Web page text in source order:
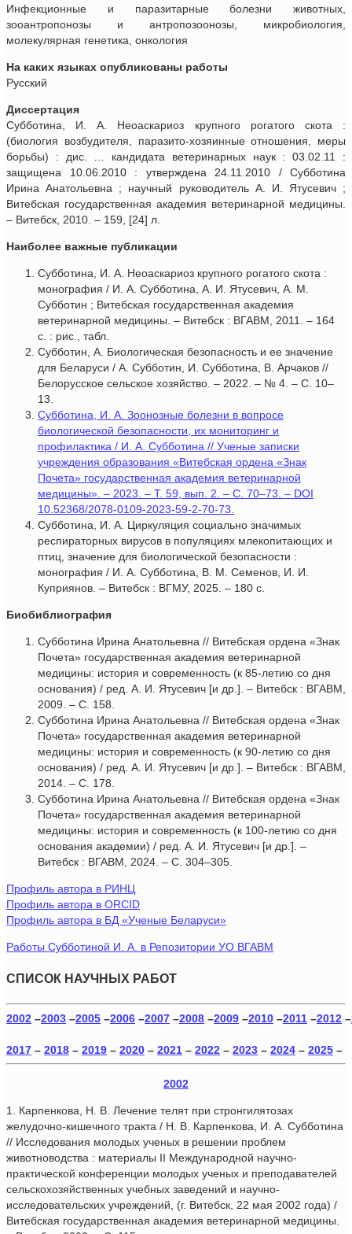
Инфекционные и паразитарные болезни животных,
зооантропонозы и антропозоонозы, микробиология,
молекулярная генетика, онкология
На каких языках опубликованы работы
Русский
Диссертация
Субботина, И. А. Неоаскариоз крупного рогатого скота :
(биология возбудителя, паразито-хозяинные отношения, меры
борьбы) : дис. … кандидата ветеринарных наук : 03.02.11 :
защищена 10.06.2010 : утверждена 24.11.2010 / Субботина
Ирина Анатольевна ; научный руководитель А. И. Ятусевич ;
Витебская государственная академия ветеринарной медицины.
– Витебск, 2010. – 159, [24] л.
Наиболее важные публикации
Субботина, И. А. Неоаскариоз крупного рогатого скота :
монография / И. А. Субботина, А. И. Ятусевич, А. М.
Субботин ; Витебская государственная академия
ветеринарной медицины. – Витебск : ВГАВМ, 2011. – 164
с. : рис., табл.
Субботин, А. Биологическая безопасность и ее значение
для Беларуси / А. Субботин, И. Субботина, В. Арчаков //
Белорусское сельское хозяйство. – 2022. – № 4. – С. 10–
13.
Субботина, И. А. Зоонозные болезни в вопросе
биологической безопасности, их мониторинг и
профилактика / И. А. Субботина // Ученые записки
учреждения образования «Витебская ордена «Знак
Почета» государственная академия ветеринарной
медицины». – 2023. – Т. 59, вып. 2. – С. 70–73. – DOI
10.52368/2078-0109-2023-59-2-70-73.
Субботина, И. А. Циркуляция социально значимых
респираторных вирусов в популяциях млекопитающих и
птиц, значение для биологической безопасности :
монография / И. А. Субботина, В. М. Семенов, И. И.
Куприянов. – Витебск : ВГМУ, 2025. – 180 с.
Биобиблиография
Субботина Ирина Анатольевна // Витебская ордена «Знак
Почета» государственная академия ветеринарной
медицины: история и современность (к 85-летию со дня
основания) / ред. А. И. Ятусевич [и др.]. – Витебск : ВГАВМ,
2009. – С. 158.
Субботина Ирина Анатольевна // Витебская ордена «Знак
Почета» государственная академия ветеринарной
медицины: история и современность (к 90-летию со дня
основания) / ред. А. И. Ятусевич [и др.]. – Витебск : ВГАВМ,
2014. – С. 178.
Субботина Ирина Анатольевна // Витебская ордена «Знак
Почета» государственная академия ветеринарной
медицины: история и современность (к 100-летию со дня
основания академии) / ред. А. И. Ятусевич [и др.]. –
Витебск : ВГАВМ, 2024. – С. 304–305.
Профиль автора в РИНЦ
Профиль автора в ORCID
Профиль автора в БД «Ученые Беларуси»
Работы Субботиной И. А. в Репозитории УО ВГАВМ
СПИСОК НАУЧНЫХ РАБОТ
2002 –2003 –2005 –2006 –2007 –2008 –2009 –2010 –2011 –2012 –
2017 – 2018 – 2019 – 2020 – 2021 – 2022 – 2023 – 2024 – 2025 –
2002
1. Карпенкова, Н. В. Лечение телят при стронгилятозах
желудочно-кишечного тракта / Н. В. Карпенкова, И. А. Субботина
// Исследования молодых ученых в решении проблем
животноводства : материалы II Международной научно-
практической конференции молодых ученых и преподавателей
сельскохозяйственных учебных заведений и научно-
исследовательских учреждений, (г. Витебск, 22 мая 2002 года) /
Витебская государственная академия ветеринарной медицины.